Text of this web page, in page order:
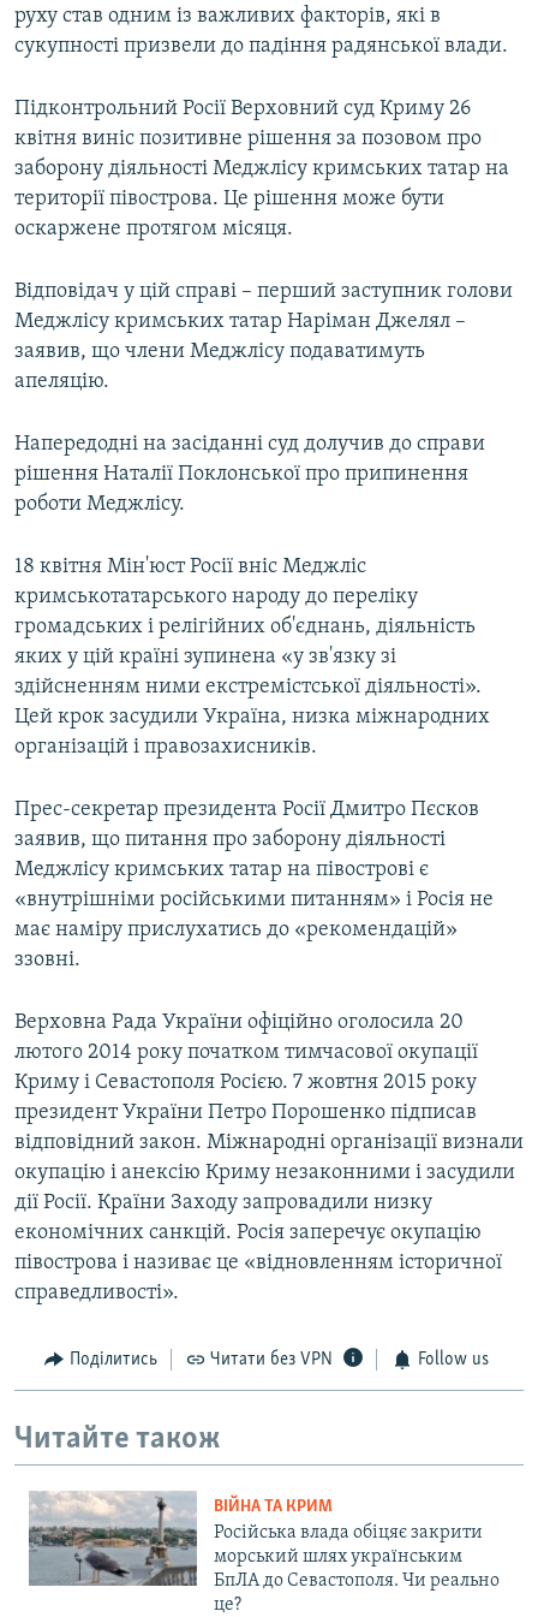
руху став одним із важливих факторів, які в
сукупності призвели до падіння радянської влади.
Підконтрольний Росії Верховний суд Криму 26
квітня виніс позитивне рішення за позовом про
заборону діяльності Меджлісу кримських татар на
території півострова. Це рішення може бути
оскаржене протягом місяця.
Відповідач у цій справі – перший заступник голови
Меджлісу кримських татар Наріман Джелял –
заявив, що члени Меджлісу подаватимуть
апеляцію.
Напередодні на засіданні суд долучив до справи
рішення Наталії Поклонської про припинення
роботи Меджлісу.
18 квітня Мін'юст Росії вніс Меджліс
кримськотатарського народу до переліку
громадських і релігійних об'єднань, діяльність
яких у цій країні зупинена «у зв'язку зі
здійсненням ними екстремістської діяльності».
Цей крок засудили Україна, низка міжнародних
організацій і правозахисників.
Прес-секретар президента Росії Дмитро Пєсков
заявив, що питання про заборону діяльності
Меджлісу кримських татар на півострові є
«внутрішніми російськими питанням» і Росія не
має наміру прислухатись до «рекомендацій»
ззовні.
Верховна Рада України офіційно оголосила 20
лютого 2014 року початком тимчасової окупації
Криму і Севастополя Росією. 7 жовтня 2015 року
президент України Петро Порошенко підписав
відповідний закон. Міжнародні організації визнали
окупацію і анексію Криму незаконними і засудили
дії Росії. Країни Заходу запровадили низку
економічних санкцій. Росія заперечує окупацію
півострова і називає це «відновленням історичної
справедливості».
Поділитись Читати без VPN Follow us
Читайте також
ВІЙНА ТА КРИМ
Російська влада обіцяє закрити
морський шлях українським
БпЛА до Севастополя. Чи реально
це?